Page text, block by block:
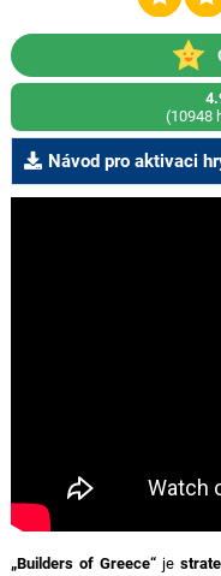
(10948
Návod pro aktivaci
„Builders of Greece“ je